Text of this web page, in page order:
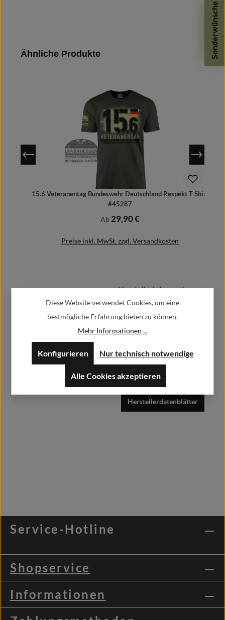
Sonderwünsche
Produktgalerie überspringen
Ähnliche Produkte
15.6 Veteranentag Bundeswehr Deutschland Respekt T Shirt
#45287
Regulärer Preis:
Ab 29,90 €
Preise inkl. MwSt. zzgl. Versandkosten
Details
Herstellerinformationen:
Alfa GmbH / Alfashirt
Weisweilerstr.20-22
Herstellerdatenblätter
Service-Hotline
Shopservice
Informationen
Diese Website verwendet Cookies, um eine
bestmögliche Erfahrung bieten zu können.
Mehr Informationen ...
Nur technisch notwendige
Konfigurieren
Alle Cookies akzeptieren